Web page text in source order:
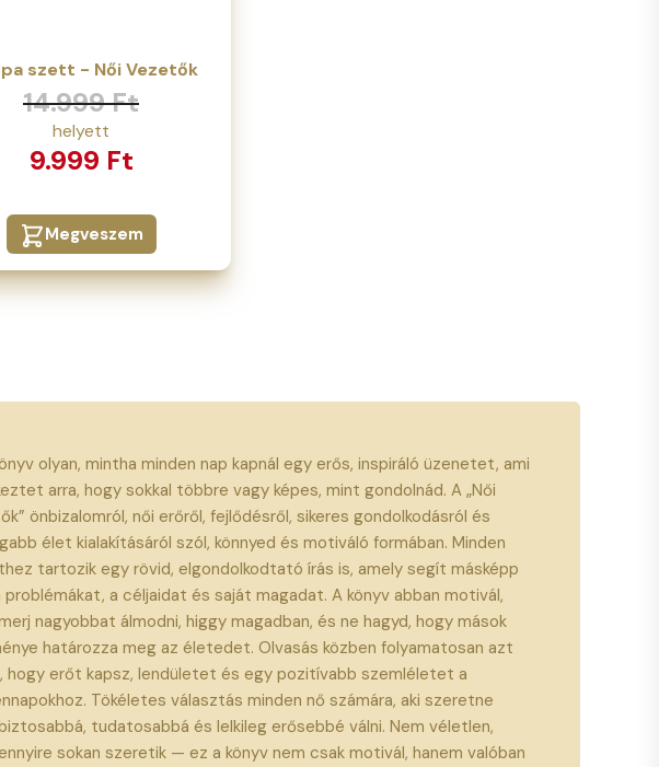
szett - Női Vezetők
14.999Ft
9.999 Ft
Megveszem
olyan, mintha minden nap kapnál egy erős, inspiráló üzenetet, ami
arra, hogy sokkal többre vagy képes, mint gondolnád. A „Női
önbizalomról, női erőről, fejlődésről, sikeres gondolkodásról és
élet kialakításáról szól, könnyed és motiváló formában. Minden
tartozik egy rövid, elgondolkodtató írás is, amely segít másképp
problémákat, a céljaidat és saját magadat. A könyv abban motivál,
nagyobbat álmodni, higgy magadban, és ne hagyd, hogy mások
határozza meg az életedet. Olvasás közben folyamatosan azt
hogy erőt kapsz, lendületet és egy pozitívabb szemléletet a
Tökéletes választás minden nő számára, aki szeretne
tudatosabbá és lelkileg erősebbé válni. Nem véletlen,
sokan szeretik — ez a könyv nem csak motivál, hanem valóban